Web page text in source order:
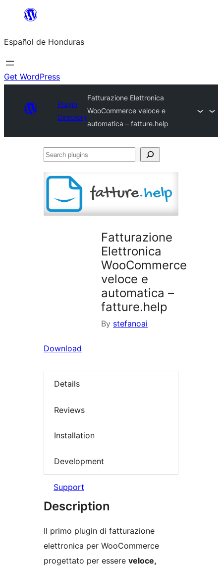
content
Español de Honduras
Get WordPress
Plugin
Directory
Fatturazione Elettronica
WooCommerce veloce e
automatica – fatture.help
Search
Fatturazione
Elettronica
WooCommerce
veloce e
automatica –
fatture.help
By stefanoai
Download
Details
Reviews
Installation
Development
Support
Description
Il primo plugin di fatturazione
elettronica per WooCommerce
progettato per essere veloce,